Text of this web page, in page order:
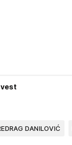
DANILOVIĆ